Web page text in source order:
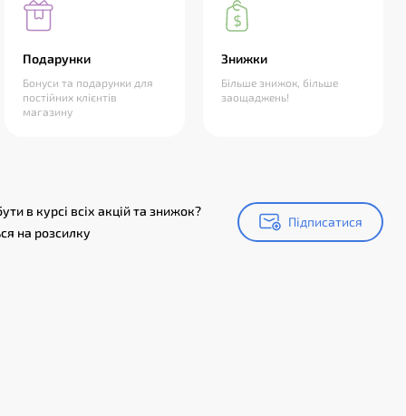
Подарунки
Бонуси та подарунки для
постійних клієнтів
магазину
Знижки
Більше знижок, більше
заощаджень!
в курсі всіх акцій та знижок?
на розсилку
Підписатися
Підписатися